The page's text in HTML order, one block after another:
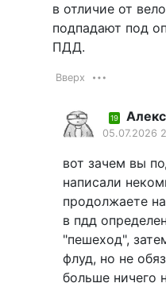
в отличие от
подпадают под
ПДД.
Вверх
19
05.07.2026
вот зачем вы
написали
продолжаете
в пдд
"пешеход",
флуд, но не
больше ничего